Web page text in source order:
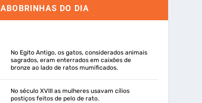
ABOBRINHAS DO DIA
No Egito Antigo, os gatos, considerados animais
sagrados, eram enterrados em caixões de
bronze ao lado de ratos mumificados.
No século XVIII as mulheres usavam cílios
postiços feitos de pelo de rato.